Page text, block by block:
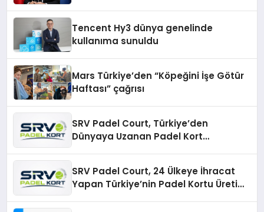
Tencent Hy3 dünya genelinde
kullanıma sunuldu
Mars Türkiye’den “Köpeğini İşe Götür
Haftası” çağrısı
SRV Padel Court, Türkiye’den
Dünyaya Uzanan Padel Kort
SRV Padel Court, 24 Ülkeye İhracat
Yapan Türkiye’nin Padel Kortu Üretim